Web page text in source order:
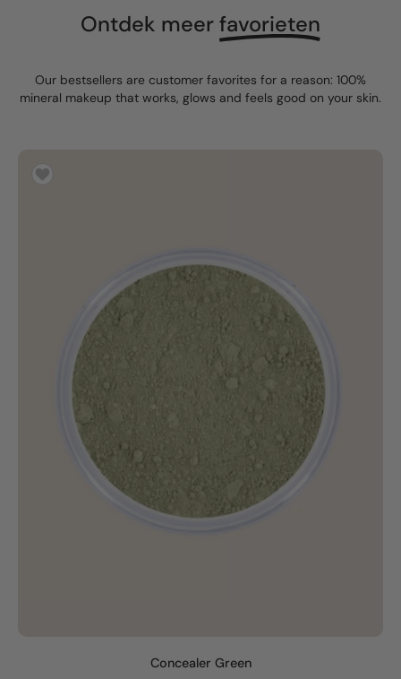
Ontdek meerfavorieten
Our bestsellers are customer favorites for a reason: 100%
mineral makeup that works, glows and feels good on your skin.
Concealer Green